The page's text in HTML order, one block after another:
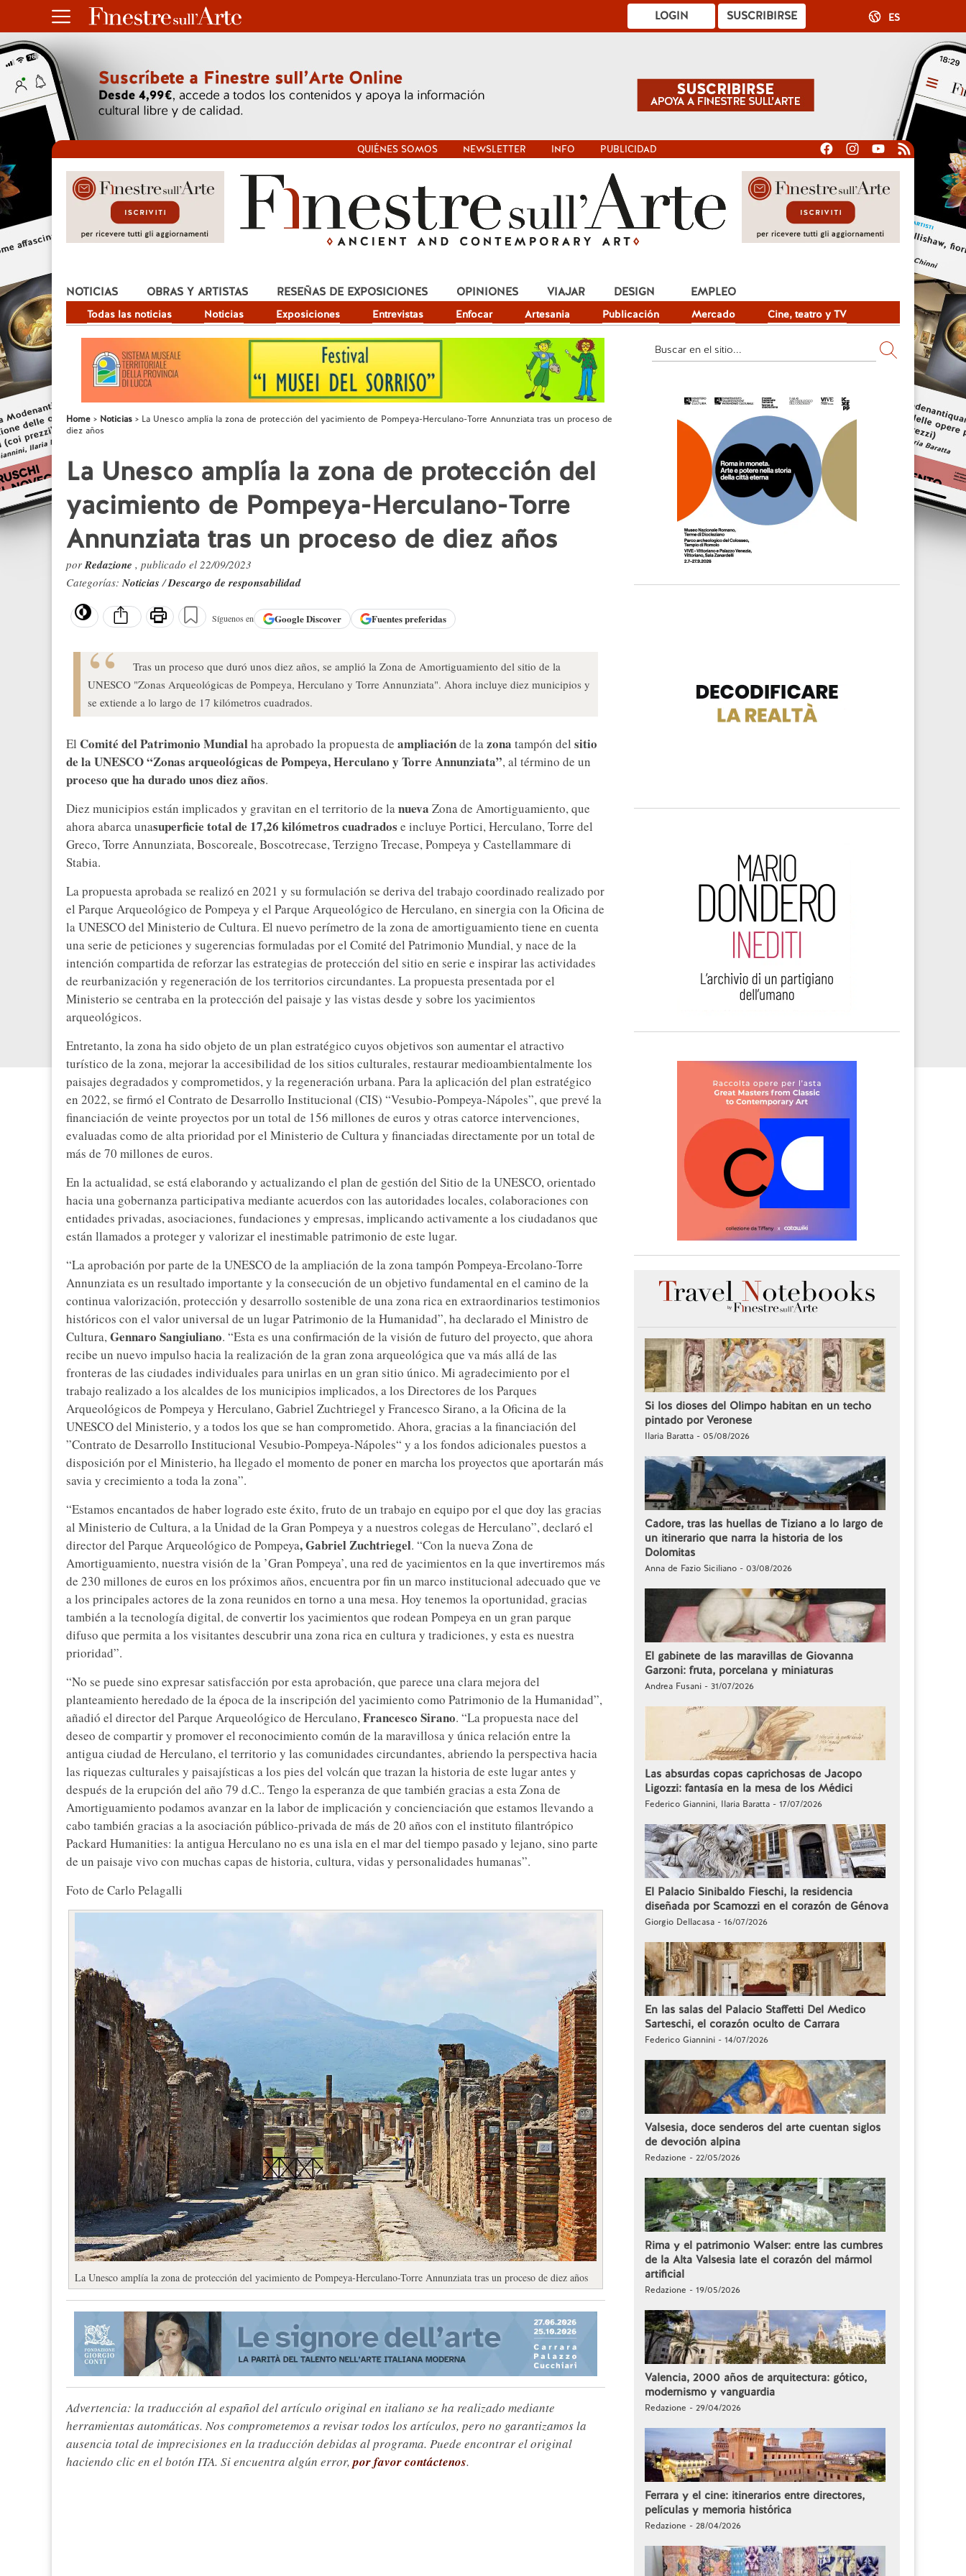
SUSCRIBIRSE
LOGIN ES
QUIÉNES SOMOS NEWSLETTER INFO PUBLICIDAD
NOTICIAS
Todas las noticias Noticias Exposiciones Entrevistas Enfocar Artesania Publicación Mercado Cine, teatro y TV
OBRAS Y ARTISTAS RESEÑAS DE EXPOSICIONES OPINIONES VIAJAR DESIGN EMPLEO
Home Noticias
La Unesco amplía la zona de protección del yacimiento de Pompeya-Herculano-Torre Annunziata tras un proceso de
diez años
La Unesco amplía la zona de protección del
yacimiento de Pompeya-Herculano-Torre
Annunziata tras un proceso de diez años
porRedazione , publicado el 22/09/2023
Categorías:Noticias/Descargo de responsabilidad
Síguenos en GoogleDiscover Fuentes preferidas
Tras un proceso que duró unos diez años, se amplió la Zona de Amortiguamiento del sitio de la
UNESCO "Zonas Arqueológicas de Pompeya, Herculano y Torre Annunziata". Ahora incluye diez municipios y
se extiende a lo largo de 17 kilómetros cuadrados.
El Comité del Patrimonio Mundialha aprobado la propuesta de ampliaciónde lazona tampón del sitio
de la UNESCO “Zonas arqueológicas de Pompeya, Herculano y Torre Annunziata”, al término de un
proceso que ha durado unos diez años.
Diez municipios están implicados y gravitan en el territorio de lanueva Zona de Amortiguamiento, que
ahora abarca unasuperficie total de 17,26 kilómetros cuadrados e incluye Portici, Herculano, Torre del
Greco, Torre Annunziata, Boscoreale, Boscotrecase, Terzigno Trecase, Pompeya y Castellammare di
Stabia.
La propuesta aprobada se realizó en 2021 y su formulación se deriva del trabajo coordinado realizado por
el Parque Arqueológico de Pompeya y el Parque Arqueológico de Herculano, en sinergia con la Oficina de
la UNESCO del Ministerio de Cultura. El nuevo perímetro de la zona de amortiguamiento tiene en cuenta
una serie de peticiones y sugerencias formuladas por el Comité del Patrimonio Mundial, y nace de la
intención compartida de reforzar las estrategias de protección del sitio en serie e inspirar las actividades
de reurbanización y regeneración de los territorios circundantes. La propuesta presentada por el
Ministerio se centraba en la protección del paisaje y las vistas desde y sobre los yacimientos
arqueológicos.
Entretanto, la zona ha sido objeto de un plan estratégico cuyos objetivos son aumentar el atractivo
turístico de la zona, mejorar la accesibilidad de los sitios culturales, restaurar medioambientalmente los
paisajes degradados y comprometidos, y la regeneración urbana. Para la aplicación del plan estratégico
en 2022, se firmó el Contrato de Desarrollo Institucional (CIS) “Vesubio-Pompeya-Nápoles”, que prevé la
financiación de veinte proyectos por un total de 156 millones de euros y otras catorce intervenciones,
evaluadas como de alta prioridad por el Ministerio de Cultura y financiadas directamente por un total de
más de 70 millones de euros.
En la actualidad, se está elaborando y actualizando el plan de gestión del Sitio de la UNESCO, orientado
hacia una gobernanza participativa mediante acuerdos con las autoridades locales, colaboraciones con
entidades privadas, asociaciones, fundaciones y empresas, implicando activamente a los ciudadanos que
están llamados a proteger y valorizar el inestimable patrimonio de este lugar.
“La aprobación por parte de la UNESCO de la ampliación de la zona tampón Pompeya-Ercolano-Torre
Annunziata es un resultado importante y la consecución de un objetivo fundamental en el camino de la
continua valorización, protección y desarrollo sostenible de una zona rica en extraordinarios testimonios
históricos con el valor universal de un lugar Patrimonio de la Humanidad”, ha declarado el Ministro de
Cultura,Gennaro Sangiuliano. “Esta es una confirmación de la visión de futuro del proyecto, que ahora
recibe un nuevo impulso hacia la realización de la gran zona arqueológica que va más allá de las
fronteras de las ciudades individuales para unirlas en un gran sitio único. Mi agradecimiento por el
trabajo realizado a los alcaldes de los municipios implicados, a los Directores de los Parques
Arqueológicos de Pompeya y Herculano, Gabriel Zuchtriegel y Francesco Sirano, a la Oficina de la
UNESCO del Ministerio, y a todos los que se han comprometido. Ahora, gracias a la financiación del
”Contrato de Desarrollo Institucional Vesubio-Pompeya-Nápoles“ y a los fondos adicionales puestos a
disposición por el Ministerio, ha llegado el momento de poner en marcha los proyectos que aportarán más
savia y crecimiento a toda la zona”.
“Estamos encantados de haber logrado este éxito, fruto de un trabajo en equipo por el que doy las gracias
al Ministerio de Cultura, a la Unidad de la Gran Pompeya y a nuestros colegas de Herculano”, declaró el
director del Parque Arqueológico de Pompeya, Gabriel Zuchtriegel. “Con la nueva Zona de
Amortiguamiento, nuestra visión de la ’Gran Pompeya’, una red de yacimientos en la que invertiremos más
de 230 millones de euros en los próximos años, encuentra por fin un marco institucional adecuado que ve
a los principales actores de la zona reunidos en torno a una mesa. Hoy tenemos la oportunidad, gracias
también a la tecnología digital, de convertir los yacimientos que rodean Pompeya en un gran parque
difuso que permita a los visitantes descubrir una zona rica en cultura y tradiciones, y esta es nuestra
prioridad”.
“No se puede sino expresar satisfacción por esta aprobación, que parece una clara mejora del
planteamiento heredado de la época de la inscripción del yacimiento como Patrimonio de la Humanidad”,
añadió el director del Parque Arqueológico de Herculano,Francesco Sirano. “La propuesta nace del
deseo de compartir y promover el reconocimiento común de la maravillosa y única relación entre la
antigua ciudad de Herculano, el territorio y las comunidades circundantes, abriendo la perspectiva hacia
las riquezas culturales y paisajísticas a los pies del volcán que trazan la historia de este lugar antes y
después de la erupción del año 79 d.C.. Tengo la esperanza de que también gracias a esta Zona de
Amortiguamiento podamos avanzar en la labor de implicación y concienciación que estamos llevando a
cabo también gracias a la asociación público-privada de más de 20 años con el instituto filantrópico
Packard Humanities: la antigua Herculano no es una isla en el mar del tiempo pasado y lejano, sino parte
de un paisaje vivo con muchas capas de historia, cultura, vidas y personalidades humanas”.
Foto de Carlo Pelagalli
La Unesco amplía la zona de protección del yacimiento de Pompeya-Herculano-Torre Annunziata tras un proceso de diez años
Advertencia: la traducción al español del artículo original en italiano se ha realizado mediante
herramientas automáticas. Nos comprometemos a revisar todos los artículos, pero no garantizamos la
ausencia total de imprecisiones en la traducción debidas al programa. Puede encontrar el original
haciendo clic en el botón ITA. Si encuentra algún error,por favor contáctenos.
Si los dioses del Olimpo habitan en un techo
pintado por Veronese
Ilaria Baratta - 05/08/2026
Cadore, tras las huellas de Tiziano a lo largo de
un itinerario que narra la historia de los
Dolomitas
Anna de Fazio Siciliano - 03/08/2026
El gabinete de las maravillas de Giovanna
Garzoni: fruta, porcelana y miniaturas
Andrea Fusani - 31/07/2026
Las absurdas copas caprichosas de Jacopo
Ligozzi: fantasía en la mesa de los Médici
Federico Giannini, Ilaria Baratta - 17/07/2026
El Palacio Sinibaldo Fieschi, la residencia
diseñada por Scamozzi en el corazón de Génova
Giorgio Dellacasa - 16/07/2026
En las salas del Palacio Staffetti Del Medico
Sarteschi, el corazón oculto de Carrara
Federico Giannini - 14/07/2026
Valsesia, doce senderos del arte cuentan siglos
de devoción alpina
Redazione - 22/05/2026
Rima y el patrimonio Walser: entre las cumbres
de la Alta Valsesia late el corazón del mármol
artificial
Redazione - 19/05/2026
Valencia, 2000 años de arquitectura: gótico,
modernismo y vanguardia
Redazione - 29/04/2026
Ferrara y el cine: itinerarios entre directores,
películas y memoria histórica
Redazione - 28/04/2026